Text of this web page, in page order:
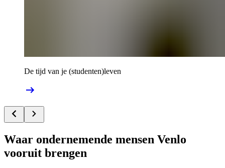
De tijd van je (studenten)leven
Waar ondernemende mensen Venlo
vooruit brengen